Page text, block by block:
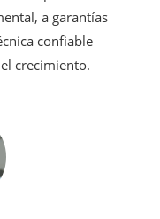
a garantías
confiable
crecimiento.